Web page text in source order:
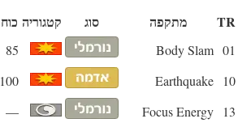
TR מתקפה סוג קטגוריה כוח
01
Body Slam
85
10
Earthquake
100
13
Focus Energy
—